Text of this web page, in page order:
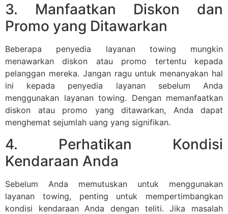
3. Manfaatkan Diskon dan
Promo yang Ditawarkan
Beberapa penyedia layanan towing mungkin
menawarkan diskon atau promo tertentu kepada
pelanggan mereka. Jangan ragu untuk menanyakan hal
ini kepada penyedia layanan sebelum Anda
menggunakan layanan towing. Dengan memanfaatkan
diskon atau promo yang ditawarkan, Anda dapat
menghemat sejumlah uang yang signifikan.
4. Perhatikan Kondisi
Kendaraan Anda
Sebelum Anda memutuskan untuk menggunakan
layanan towing, penting untuk mempertimbangkan
kondisi kendaraan Anda dengan teliti. Jika masalah